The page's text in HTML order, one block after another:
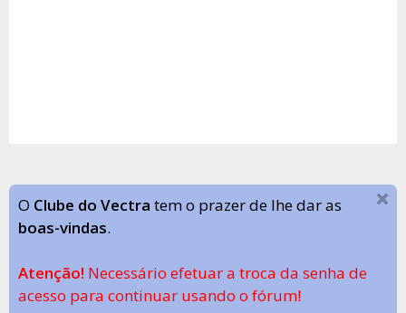
O Clube do Vectra tem o prazer de lhe dar as
boas-vindas.
Atenção! Necessário efetuar a troca da senha de
acesso para continuar usando o fórum!